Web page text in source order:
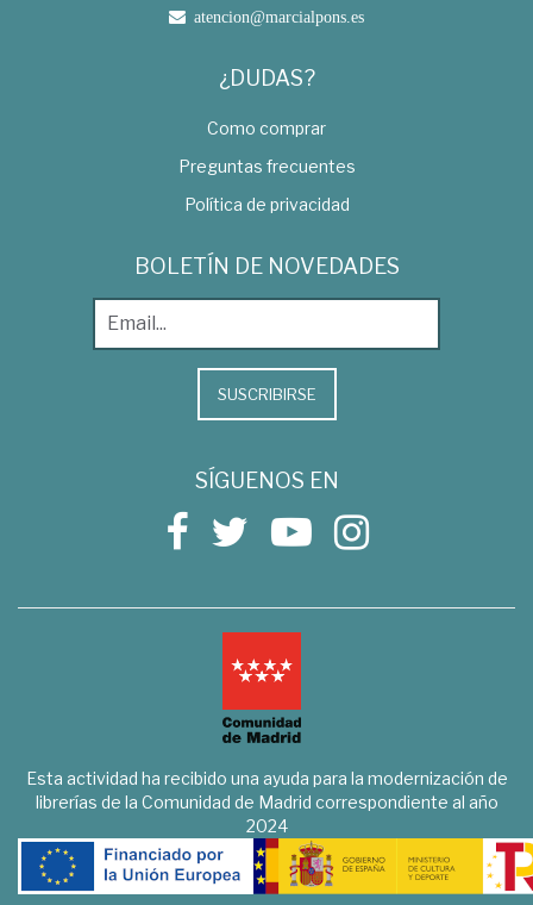
atencion@marcialpons.es
¿DUDAS?
Como comprar
Preguntas frecuentes
Política de privacidad
BOLETÍN DE NOVEDADES
SUSCRIBIRSE
SÍGUENOS EN
Esta actividad ha recibido una ayuda para la modernización de
librerías de la Comunidad de Madrid correspondiente al año
2024